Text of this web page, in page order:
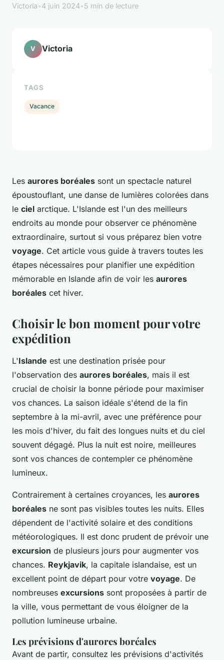
Victoria•4 juin 2024•5 min de lecture
Les aurores boréales sont un spectacle naturel
époustouflant, une danse de lumières colorées dans
le ciel arctique. L'Islande est l'un des meilleurs
endroits au monde pour observer ce phénomène
extraordinaire, surtout si vous préparez bien votre
voyage. Cet article vous guide à travers toutes les
étapes nécessaires pour planifier une expédition
mémorable en Islande afin de voir les aurores
boréales cet hiver.
Choisir le bon moment pour votre
expédition
L'Islande est une destination prisée pour
l'observation des aurores boréales, mais il est
crucial de choisir la bonne période pour maximiser
vos chances. La saison idéale s'étend de la fin
septembre à la mi-avril, avec une préférence pour
les mois d'hiver, du fait des longues nuits et du ciel
souvent dégagé. Plus la nuit est noire, meilleures
sont vos chances de contempler ce phénomène
lumineux.
Contrairement à certaines croyances, les aurores
boréales ne sont pas visibles toutes les nuits. Elles
dépendent de l'activité solaire et des conditions
météorologiques. Il est donc prudent de prévoir une
excursion de plusieurs jours pour augmenter vos
chances. Reykjavik, la capitale islandaise, est un
excellent point de départ pour votre voyage. De
nombreuses excursions sont proposées à partir de
la ville, vous permettant de vous éloigner de la
pollution lumineuse urbaine.
Les prévisions d'aurores boréales
Avant de partir, consultez les prévisions d'activités
V Victoria
TAGS
Vacance